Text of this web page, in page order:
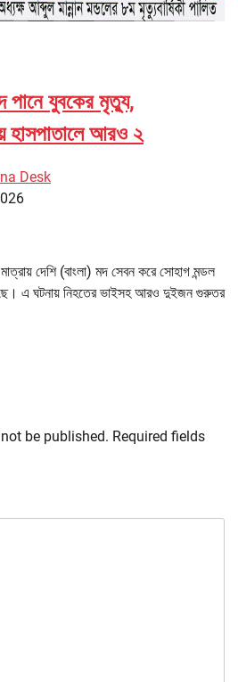
পানে যুবকের মৃত্যু,
আরও ২
Desk
দেশি (বাংলা) মদ সেবন করে সোহাগ মন্ডল
এ ঘটনায় নিহতের ভাইসহ আরও দুইজন গুরুতর
be published. Required fields